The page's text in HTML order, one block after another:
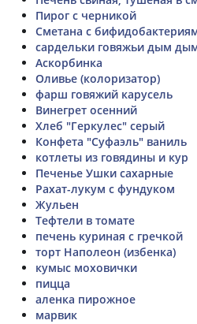
Пирог с черникой
Сметана с
сардельки говяжьи дым
Аскорбинка
Оливье (колоризатор)
фарш говяжий карусель
Винегрет осенний
Хлеб "Геркулес" серый
Конфета "Суфаэль" ваниль
котлеты из говядины и кур
Печенье Ушки сахарные
Рахат-лукум с фундуком
Жульен
Тефтели в томате
печень куриная с гречкой
торт Наполеон (избенка)
кумыс моховички
пицца
аленка пирожное
марвик